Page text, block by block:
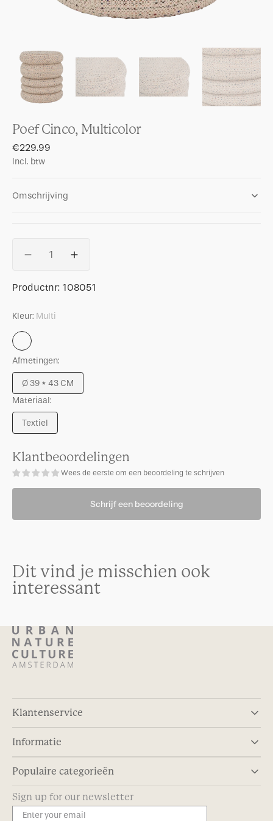
Poef Cinco, Multicolor
Regular
price
€229.99
Incl. btw
Omschrijving
Aantal
Poef
Multicolor
Aantal
voor
Productnummer:
Productnr: 108051
Kleur: Multi
Multi
Afmetingen:
Ø 39 * 43 CM
Uitverkocht
Materiaal:
Textiel
Uitverkocht
Klantbeoordelingen
Wees de eerste om een beoordeling te schrijven
Schrijf een beoordeling
Dit vind je misschien ook
interessant
Klantenservice
Informatie
Populaire categorieën
Sign up for our newsletter